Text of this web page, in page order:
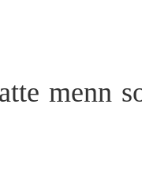
menn